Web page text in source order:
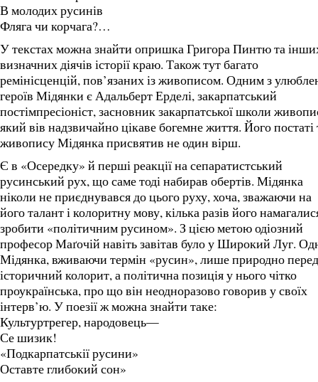
В молодих русинів
Фляга чи корчага?…
У текстах можна знайти опришка Григора Пинтю та
визначних діячів історії краю. Також тут багато
ремінісценцій, пов’язаних із живописом. Одним з
героїв Мідянки є Адальберт Ерделі, закарпатський
постімпресіоніст, засновник закарпатської школи
який вів надзвичайно цікаве богемне життя. Його постаті
живопису Мідянка присвятив не один вірш.
Є в «Осередку» й перші реакції на сепаратистський
русинський рух, що саме тоді набирав обертів. Мідянка
ніколи не приєднувався до цього руху, хоча, зважаючи на
його талант і колоритну мову, кілька разів його
зробити «політичним русином». З цією метою одіозний
професор Маґочій навіть завітав було у Широкий Луг.
Мідянка, вживаючи термін «русин», лише природно
історичний колорит, а політична позиція у нього чітко
проукраїнська, про що він неодноразово говорив у своїх
інтерв’ю. У поезії ж можна знайти таке:
Культуртрегер, народовець—
Се шизик!
«Подкарпатськії русини»
Оставте глибокий сон»